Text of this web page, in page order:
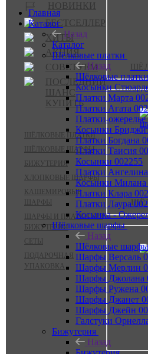
НОВИНКИ
БЕСТСЕЛЛЕР
ХИТЫ
АКЦИЯ
СОВЕТУЕМ
ПОСЛЕДНИЙ
ШАНС
КУПИТЬ
ШЁЛКОВЫЕ ПЛАТКИ
ШЁЛКОВЫЕ ШАРФЫ
БИЖУТЕРИЯ
ХЛОПКОВЫЕ ШАРФЫ
КАШЕМИРОВЫЕ
ШАРФЫ
ШАРФЫ И ПЛАТКИ БЕЗ
БИЖУТЕРИИ
СЕТЫ
ПОДАРОЧНАЯ
УПАКОВКА
Главная
Каталог
Назад
Каталог
Шёлковые платки
Назад
Шёлковые платки
Косынки
Платки Марта
Платки Агата
Платки-ожерелье
Косынки
Платки Богдана
Платки Таисия
Косынки 002255
Платки
Косынки Милана
Платки Клара
Платки Лаура
Косынка -
Шёлковые шарфы
Назад
Шёлковые шарфы
Шарфы Версаль
Шарфы Мерлин
Шарфы Джолана
Шарфы Ружена
Шарфы Джанет
Шарфы Джейн
Галстуки
Бижутерия
Назад